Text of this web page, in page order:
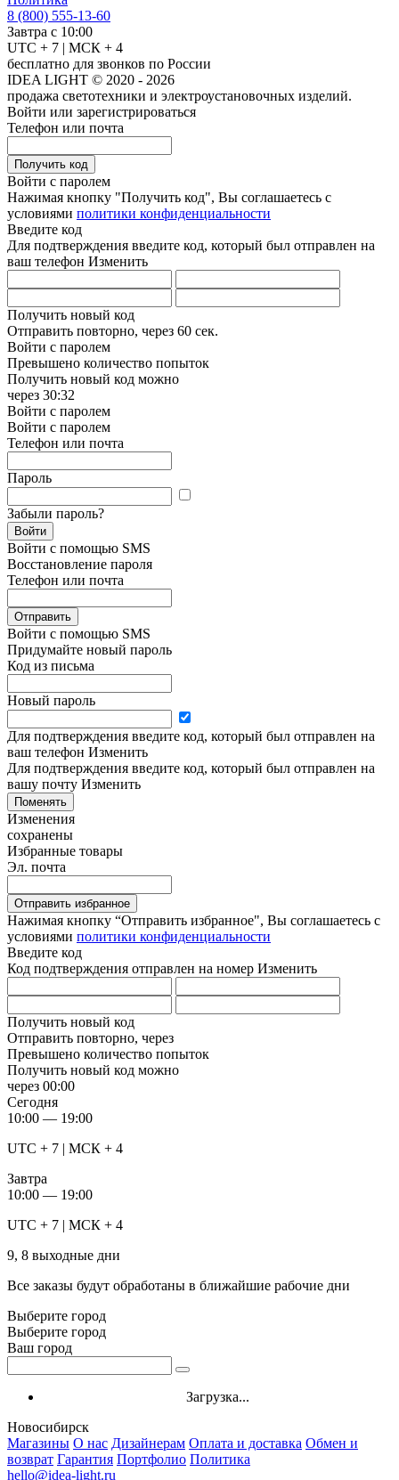
8 (800) 555-13-60
Завтра с 10:00
UTC + 7 | МСК + 4
бесплатно для звонков по России
IDEA LIGHT © 2020 - 2026
продажа светотехники и электроустановочных изделий.
Войти или зарегистрироваться
Телефон или почта
Получить код
Войти с паролем
Нажимая кнопку "Получить код", Вы соглашаетесь с
условиями политики конфиденциальности
Введите код
Для подтверждения введите код, который был отправлен на
ваш телефон Изменить
Получить новый код
Отправить повторно, через 60 сек.
Войти с паролем
Превышено количество попыток
Получить новый код можно
через 30:32
Войти с паролем
Войти с паролем
Телефон или почта
Пароль
Забыли пароль?
Войти
Войти с помощью SMS
Восстановление пароля
Телефон или почта
Отправить
Войти с помощью SMS
Придумайте новый пароль
Код из письма
Новый пароль
Для подтверждения введите код, который был отправлен на
ваш телефон Изменить
Для подтверждения введите код, который был отправлен на
вашу почту Изменить
Поменять
Изменения
сохранены
Избранные товары
Эл. почта
Отправить избранное
Нажимая кнопку “Отправить избранное", Вы соглашаетесь c
условиями политики конфиденциальности
Введите код
Код подтверждения отправлен на номер Изменить
Получить новый код
Отправить повторно, через
Превышено количество попыток
Получить новый код можно
через 00:00
Сегодня
10:00 — 19:00
UTC + 7 | МСК + 4
Завтра
10:00 — 19:00
UTC + 7 | МСК + 4
9, 8 выходные дни
Все заказы будут обработаны в ближайшие рабочие дни
Выберите город
Выберите город
Ваш город
Загрузка...
Новосибирск
Магазины О нас Дизайнерам Оплата и доставка Обмен и
возврат Гарантия Портфолио Политика
hello@idea-light.ru